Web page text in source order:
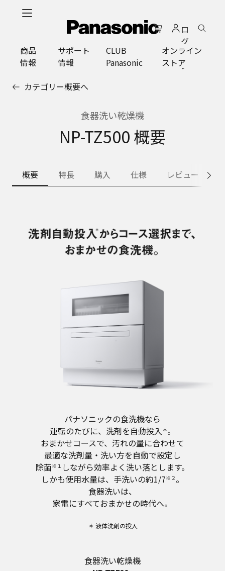
ロ
グ
イ
ン
商品
情報
サポート
情報
CLUB
Panasonic
オンライン
ストア
カテゴリー概要へ
食器洗い乾燥機
NP-TZ500 概要
概要 特長 購入 仕様 レビュー
パナソニックの食洗機なら
運転のたびに、洗剤を自動投入 ＊。
おまかせコースで、汚れの量に合わせて
最適な洗剤量・洗い方を自動で設定し
除菌※１ しながら効率よく洗い落とします。
しかも使用水量は、手洗いの約1/7※２ 。
食器洗いは、
家電にすべておまかせの時代へ。
＊ 液体洗剤の投入
食器洗い乾燥機